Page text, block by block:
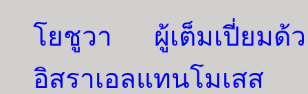
โยชูวา ผู้เต็มเปี่ยม
อิสราเอลแทนโมเสส